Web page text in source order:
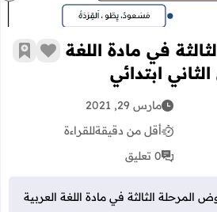
في مادة اللغة
ابتدائي
زر أضف
مارس 29, 2021
أقل من دقيقةللقراءة
0 تعليق
المرحلة الثالثة في مادة اللغة العربية